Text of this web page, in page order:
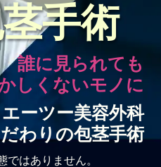
手術
誰に見られても
しくないモノに
エーツー美容外科
わりの包茎手術
ではありません。